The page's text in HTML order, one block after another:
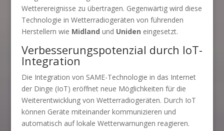
Wetterereignisse zu übertragen. Gegenwärtig wird diese
Technologie in Wetterradiogeräten von führenden
Herstellern wie Midland und Uniden eingesetzt.
Verbesserungspotenzial durch IoT-
Integration
Die Integration von SAME-Technologie in das Internet
der Dinge (IoT) eröffnet neue Möglichkeiten für die
Weiterentwicklung von Wetterradiogeräten. Durch IoT
können Geräte miteinander kommunizieren und
automatisch auf lokale Wetterwarnungen reagieren.